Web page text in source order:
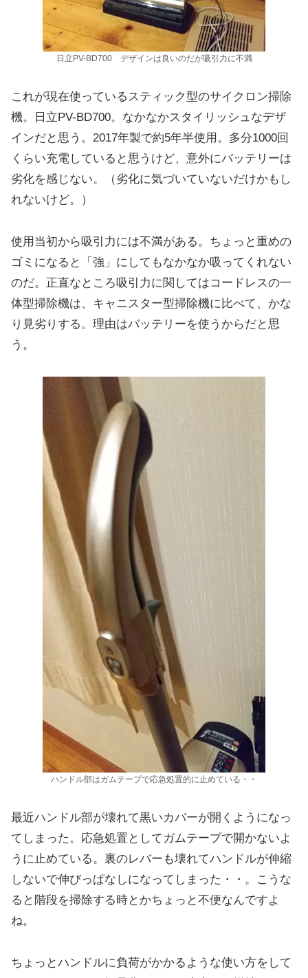
日立PV-BD700 デザインは良いのだが吸引力に不満
これが現在使っているスティック型のサイクロン掃除
機。日立PV-BD700。なかなかスタイリッシュなデザ
インだと思う。2017年製で約5年半使用。多分1000回
くらい充電していると思うけど、意外にバッテリーは
劣化を感じない。（劣化に気づいていないだけかもし
れないけど。）
使用当初から吸引力には不満がある。ちょっと重めの
ゴミになると「強」にしてもなかなか吸ってくれない
のだ。正直なところ吸引力に関してはコードレスの一
体型掃除機は、キャニスター型掃除機に比べて、かな
り見劣りする。理由はバッテリーを使うからだと思
う。
ハンドル部はガムテープで応急処置的に止めている・・
最近ハンドル部が壊れて黒いカバーが開くようになっ
てしまった。応急処置としてガムテープで開かないよ
うに止めている。裏のレバーも壊れてハンドルが伸縮
しないで伸びっぱなしになってしまった・・。こうな
ると階段を掃除する時とかちょっと不便なんですよ
ね。
ちょっとハンドルに負荷がかかるような使い方をして